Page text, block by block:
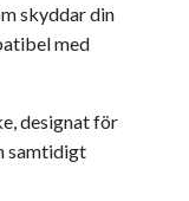
skyddar din
med
designat för
samtidigt